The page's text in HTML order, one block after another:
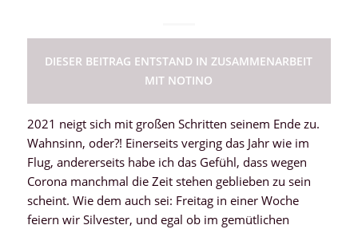
DIESER BEITRAG ENTSTAND IN ZUSAMMENARBEIT
MIT NOTINO
2021 neigt sich mit großen Schritten seinem Ende zu.
Wahnsinn, oder?! Einerseits verging das Jahr wie im
Flug, andererseits habe ich das Gefühl, dass wegen
Corona manchmal die Zeit stehen geblieben zu sein
scheint. Wie dem auch sei: Freitag in einer Woche
feiern wir Silvester, und egal ob im gemütlichen